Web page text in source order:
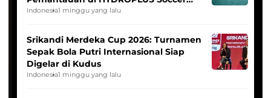
League
Indonesia1 minggu yang lalu
Srikandi Merdeka Cup 2026: Turnamen
Sepak Bola Putri Internasional Siap
Digelar di Kudus
Indonesia1 minggu yang lalu